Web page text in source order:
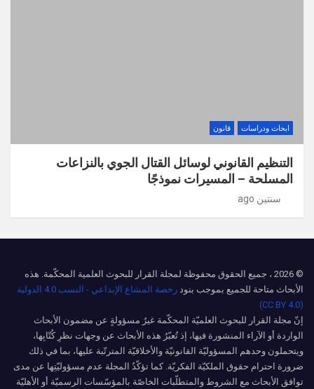
ابحاث ودراسات قانون
التنظيم القانوني لوسائل القتال الجوي بالنزاعات
المسلحة – المسيرات نموذجًا
سنتين ago
© 2026 ، جميع الحقوق محفوظة لمجلة القرار للبحوث العلمية المحكّمة. هذه
الأبحاث متاحة للجميع بموجب بنود
رخصة المشاع الإبداعي - النسب 4.0 الدولية
(CC BY 4.0)
إنّ مجلة القرار للبحوث العلميّة المحكّمة غيرُ مسؤولةٍ عن مضمون الأبحاث
الواردة أو الآراء المنشورة فيها، إذ تُعبّرُ هذه الأبحاث عن وجهات نظرِ كُتّابِها،
ويتحملون وحدهم المسؤوليّة القانونيّة والأخلاقيّة المترتّبة عليها، بما في ذلك
ضرورة احترام حقوق الملكيّة الفكريّة. كما تؤكّدُ المجلة عدم مسؤوليّتِها عن مدى
توافق الأبحاث مع الشروط والمتطلّبات الخاصّة بالمؤسّسات الرسميّة أو الأهليّة